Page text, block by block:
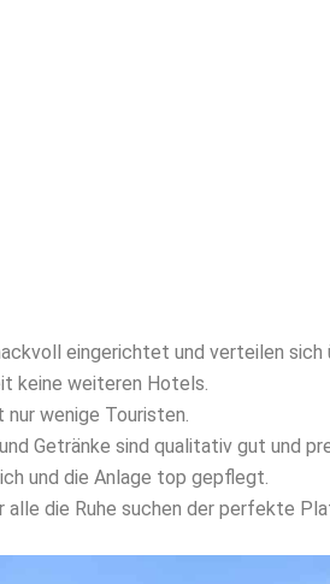
eingerichtet und verteilen
keine weiteren Hotels.
wenige Touristen.
Getränke sind qualitativ gut und
und die Anlage top gepflegt.
die Ruhe suchen der perfekte